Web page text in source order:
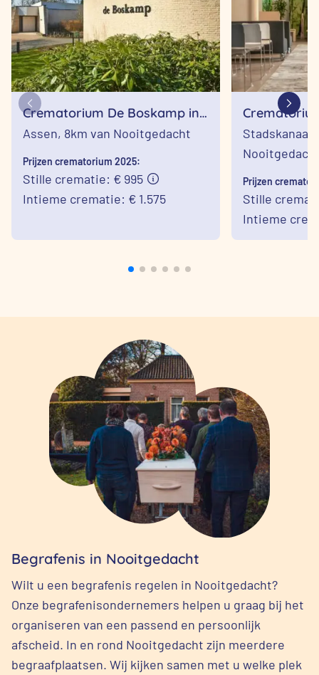
Crematorium De Boskamp in
Assen
Assen, 8km van Nooitgedacht
Prijzen crematorium 2025:
Stille crematie: € 995
Intieme crematie: € 1.575
Stadskanaal
Stadskanaal,
Prijzen
Stille
Intieme
Begrafenis in Nooitgedacht
Wilt u een begrafenis regelen in Nooitgedacht?
Onze begrafenisondernemers helpen u graag bij het
organiseren van een passend en persoonlijk
afscheid. In en rond Nooitgedacht zijn meerdere
begraafplaatsen. Wij kijken samen met u welke plek